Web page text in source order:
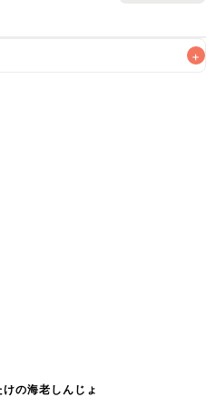
+
す。なるべくお早めにお召
けの海老しんじょ